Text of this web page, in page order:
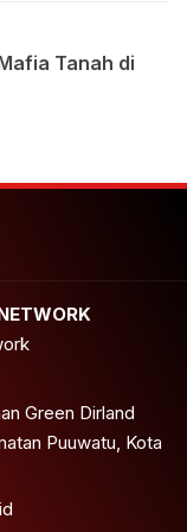
Tanah di
Green Dirland
Puuwatu, Kota